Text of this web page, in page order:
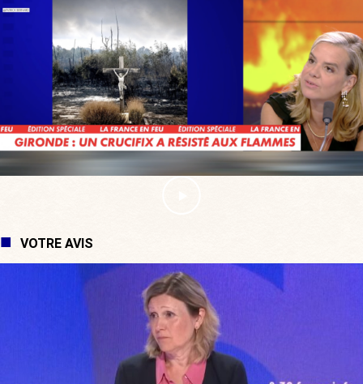
VOTRE AVIS